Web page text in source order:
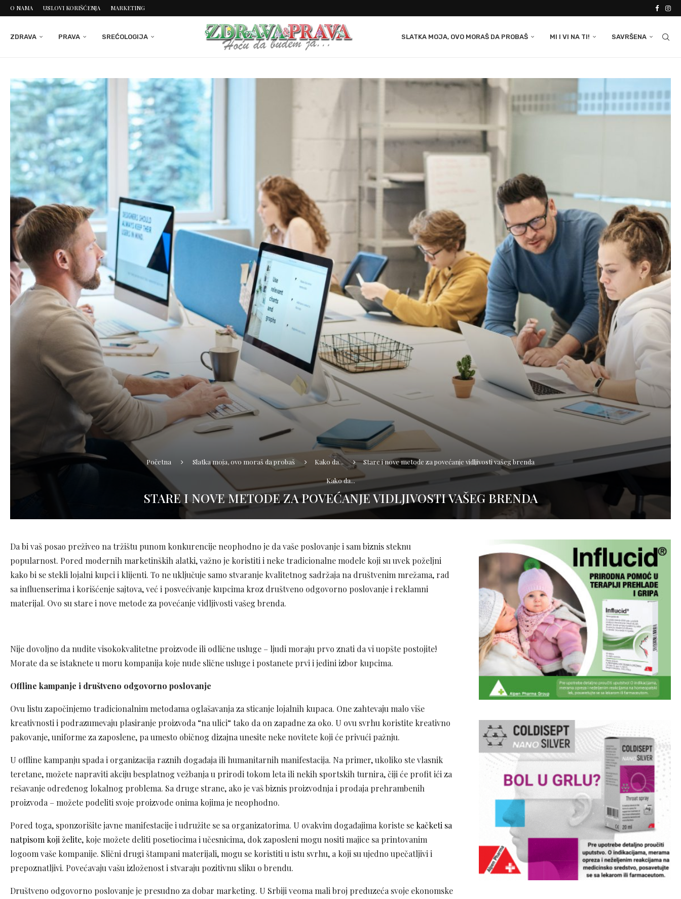
O NAMA USLOVI KORIŠĆENJA MARKETING
ZDRAVA PRAVA SREĆOLOGIJA SLATKA MOJA, OVO MORAŠ DA PROBAŠ MI I VI NA TI! SAVRŠENA
Početna Slatka moja, ovo moraš da probaš Kako da... Stare i nove metode za povećanje vidljivosti vašeg brenda
Kako da...
STARE I NOVE METODE ZA POVEĆANJE VIDLJIVOSTI VAŠEG BRENDA
Da bi vaš posao preživeo na tržištu punom konkurencije neophodno je da vaše poslovanje i sam biznis steknu
popularnost. Pored modernih marketinških alatki, važno je koristiti i neke tradicionalne modele koji su uvek poželjni
kako bi se stekli lojalni kupci i klijenti. To ne uključuje samo stvaranje kvalitetnog sadržaja na društvenim mrežama, rad
sa influenserima i korišćenje sajtova, već i posvećivanje kupcima kroz društveno odgovorno poslovanje i reklamni
materijal. Ovo su stare i nove metode za povećanje vidljivosti vašeg brenda.
Nije dovoljno da nudite visokokvalitetne proizvode ili odlične usluge – ljudi moraju prvo znati da vi uopšte postojite!
Morate da se istaknete u moru kompanija koje nude slične usluge i postanete prvi i jedini izbor kupcima.
Offline kampanje i društveno odgovorno poslovanje
Ovu listu započinjemo tradicionalnim metodama oglašavanja za sticanje lojalnih kupaca. One zahtevaju malo više
kreativnosti i podrazumevaju plasiranje proizvoda “na ulici“ tako da on zapadne za oko. U ovu svrhu koristite kreativno
pakovanje, uniforme za zaposlene, pa umesto običnog dizajna unesite neke novitete koji će privući pažnju.
U offline kampanju spada i organizacija raznih događaja ili humanitarnih manifestacija. Na primer, ukoliko ste vlasnik
teretane, možete napraviti akciju besplatnog vežbanja u prirodi tokom leta ili nekih sportskih turnira, čiji će profit ići za
rešavanje određenog lokalnog problema. Sa druge strane, ako je vaš biznis proizvodnja i prodaja prehrambenih
proizvoda – možete podeliti svoje proizvode onima kojima je neophodno.
Pored toga, sponzorišite javne manifestacije i udružite se sa organizatorima. U ovakvim događajima koriste se kačketi sa
natpisom koji želite, koje možete deliti posetiocima i učesnicima, dok zaposleni mogu nositi majice sa printovanim
logoom vaše kompanije. Slični drugi štampani materijali, mogu se koristiti u istu svrhu, a koji su ujedno upečatljivi i
prepoznatljivi. Povećavaju vašu izloženost i stvaraju pozitivnu sliku o brendu.
Društveno odgovorno poslovanje je presudno za dobar marketing. U Srbiji veoma mali broj preduzeća svoje ekonomske